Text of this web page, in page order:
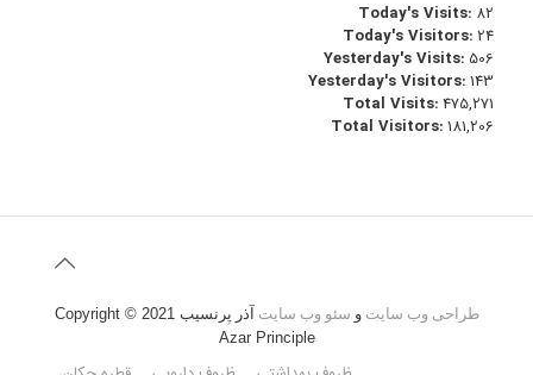
Today's Visits: 82
Today's Visitors:24
Yesterday's Visits: 506
Yesterday's Visitors:143
Total Visits:475,271
Total Visitors:181,206
طراحی وب سایت و سئو وب سایت آذر پرنسیب Copyright © 2021
Azar Principle